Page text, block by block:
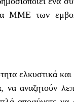
ΜΜΕ των
ελκυστικά
αναζητούν